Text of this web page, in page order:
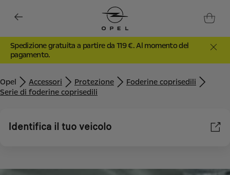
Spedizione gratuita a partire da 119 €. Al momento del
pagamento.
Opel Accessori Protezione
Foderine coprisedili
Serie di foderine coprisedili
Identifica il tuo veicolo